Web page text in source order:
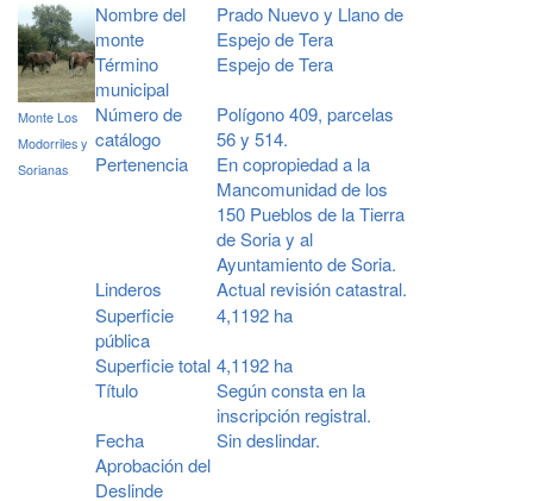
Monte Los
Modorriles y
Sorianas
Nombre del
monte
Prado Nuevo y Llano de
Espejo de Tera
Término
municipal
Espejo de Tera
Número de
catálogo
Polígono 409, parcelas
56 y 514.
Pertenencia
En copropiedad a la
Mancomunidad de los
150 Pueblos de la Tierra
de Soria y al
Ayuntamiento de Soria.
Linderos
Actual revisión catastral.
Superficie
pública
4,1192 ha
Superficie total 4,1192 ha
Título
Según consta en la
inscripción registral.
Fecha
Aprobación del
Deslinde
Sin deslindar.